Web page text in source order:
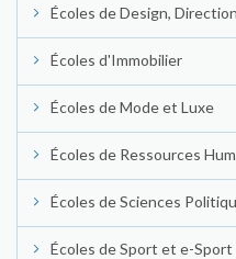
Écoles de Design,
Écoles d'Immobilier
Écoles de Mode et Luxe
Écoles de Ressources
Écoles de Sciences
Écoles de Sport et e-Sport